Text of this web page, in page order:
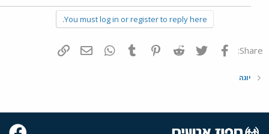
You must log in or register to reply here.
Share: פייסבוק Twitter
Reddit
Pinterest
Tumblr
WhatsAppדואר אלקטרוני
יוגה